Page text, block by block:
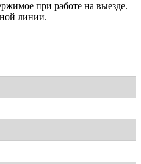
при работе на выезде.
линии.